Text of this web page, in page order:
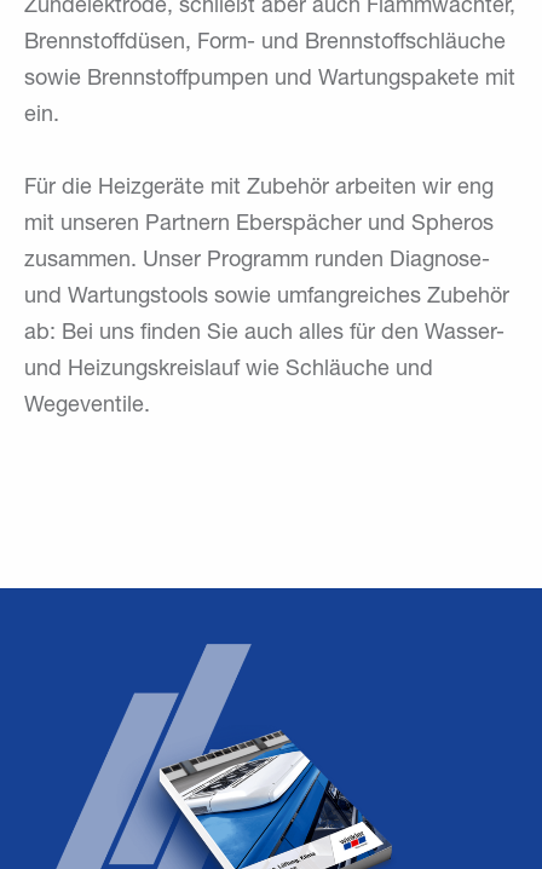
Zündelektrode, schließt aber auch Flammwächter,
Brennstoffdüsen, Form- und Brennstoffschläuche
sowie Brennstoffpumpen und Wartungspakete mit
ein.
Für die Heizgeräte mit Zubehör arbeiten wir eng
mit unseren Partnern Eberspächer und Spheros
zusammen. Unser Programm runden Diagnose-
und Wartungstools sowie umfangreiches Zubehör
ab: Bei uns finden Sie auch alles für den Wasser-
und Heizungskreislauf wie Schläuche und
Wegeventile.